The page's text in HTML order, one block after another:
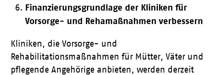
Finanzierungsgrundlage der Kliniken für
Vorsorge- und Rehamaßnahmen verbessern
Kliniken, die Vorsorge- und
Rehabilitationsmaßnahmen für Mütter, Väter und
pflegende Angehörige anbieten, werden derzeit